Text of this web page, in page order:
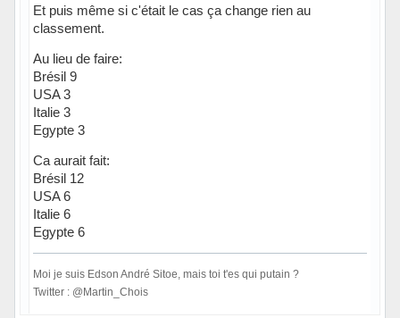
Et puis même si c'était le cas ça change rien au
classement.
Au lieu de faire:
Brésil 9
USA 3
Italie 3
Egypte 3
Ca aurait fait:
Brésil 12
USA 6
Italie 6
Egypte 6
Moi je suis Edson André Sitoe, mais toi t'es qui putain ?
Twitter : @Martin_Chois